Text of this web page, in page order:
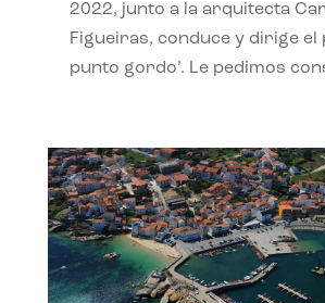
2022, junto a la arquitecta
Figueiras, conduce y dirige el
punto gordo’. Le pedimos